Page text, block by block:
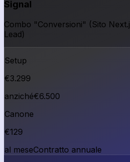
Signal
Combo "Conversioni" (Sito
Lead)
Setup
€3.299
anziché€6.500
Canone
€129
al meseContratto annuale